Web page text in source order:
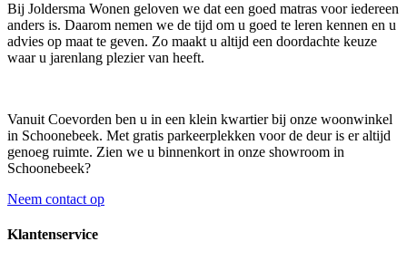
Bij Joldersma Wonen geloven we dat een goed matras voor iedereen
anders is. Daarom nemen we de tijd om u goed te leren kennen en u
advies op maat te geven. Zo maakt u altijd een doordachte keuze
waar u jarenlang plezier van heeft.
Vanuit Coevorden ben u in een klein kwartier bij onze woonwinkel
in Schoonebeek. Met gratis parkeerplekken voor de deur is er altijd
genoeg ruimte. Zien we u binnenkort in onze showroom in
Schoonebeek?
Neem contact op
Klantenservice